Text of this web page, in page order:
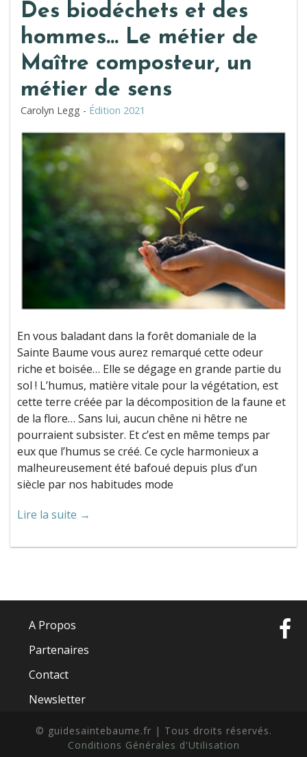
Des biodéchets et des
hommes… Le métier de
Maître composteur, un
métier de sens
Carolyn Legg - Édition 2021
En vous baladant dans la forêt domaniale de la
Sainte Baume vous aurez remarqué cette odeur
riche et boisée… Elle se dégage en grande partie du
sol ! L’humus, matière vitale pour la végétation, est
cette terre créée par la décomposition de la faune et
de la flore… Sans lui, aucun chêne ni hêtre ne
pourraient subsister. Et c’est en même temps par
eux que l’humus se créé. Ce cycle harmonieux a
malheureusement été bafoué depuis plus d’un
siècle par nos habitudes mode
Lire la suite →
A Propos
Partenaires
Contact
Newsletter
© guidesaintebaume.fr | Tous droits réservés.
Conditions Générales d'Utilisation